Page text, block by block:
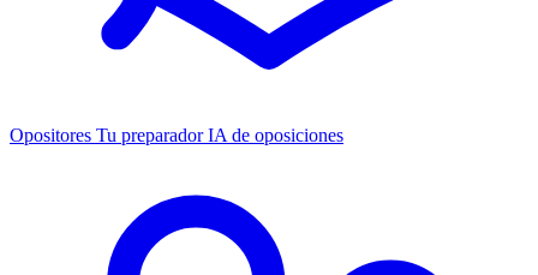
Opositores Tu preparador IA de oposiciones